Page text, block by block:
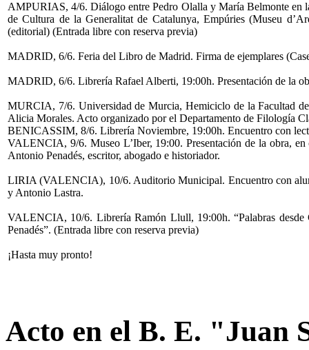
AMPURIAS, 4/6. Diálogo entre Pedro Olalla y María Belmonte en
de Cultura de la Generalitat de Catalunya, Empúries (Museu
(editorial) (Entrada libre con reserva previa)
MADRID, 6/6. Feria del Libro de Madrid. Firma de ejemplares
MADRID, 6/6. Librería Rafael Alberti, 19:00h. Presentación de la
MURCIA, 7/6. Universidad de Murcia, Hemiciclo de la Facultad
Alicia Morales. Acto organizado por el Departamento de Filología
BENICASSIM, 8/6. Librería Noviembre, 19:00h. Encuentro con
VALENCIA, 9/6. Museo L’Iber, 19:00. Presentación de la obra,
Antonio Penadés, escritor, abogado e historiador.
LIRIA (VALENCIA), 10/6. Auditorio Municipal. Encuentro con
y Antonio Lastra.
VALENCIA, 10/6. Librería Ramón Llull, 19:00h. “Palabras
Penadés”. (Entrada libre con reserva previa)
¡Hasta muy pronto!
Acto en el B. E. "Juan